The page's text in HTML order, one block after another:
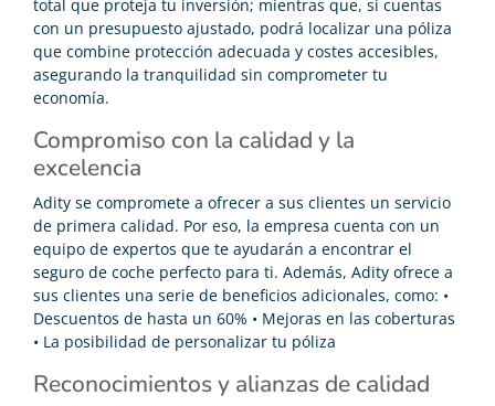
total que proteja tu inversión; mientras que, si cuentas
con un presupuesto ajustado, podrá localizar una póliza
que combine protección adecuada y costes accesibles,
asegurando la tranquilidad sin comprometer tu
economía.
Compromiso con la calidad y la
excelencia
Adity se compromete a ofrecer a sus clientes un servicio
de primera calidad. Por eso, la empresa cuenta con un
equipo de expertos que te ayudarán a encontrar el
seguro de coche perfecto para ti. Además, Adity ofrece a
sus clientes una serie de beneficios adicionales, como: •
Descuentos de hasta un 60% • Mejoras en las coberturas
• La posibilidad de personalizar tu póliza
Reconocimientos y alianzas de calidad